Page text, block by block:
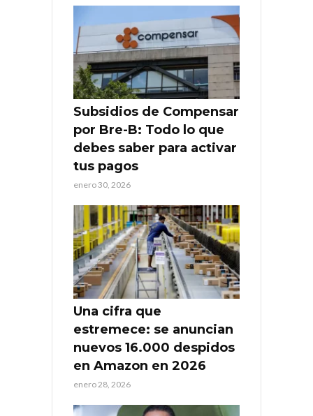
Subsidios de Compensar
por Bre-B: Todo lo que
debes saber para activar
tus pagos
enero 30, 2026
Una cifra que
estremece: se anuncian
nuevos 16.000 despidos
en Amazon en 2026
enero 28, 2026